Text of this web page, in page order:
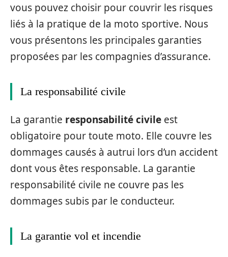
vous pouvez choisir pour couvrir les risques
liés à la pratique de la moto sportive. Nous
vous présentons les principales garanties
proposées par les compagnies d’assurance.
La responsabilité civile
La garantie responsabilité civile est
obligatoire pour toute moto. Elle couvre les
dommages causés à autrui lors d’un accident
dont vous êtes responsable. La garantie
responsabilité civile ne couvre pas les
dommages subis par le conducteur.
La garantie vol et incendie